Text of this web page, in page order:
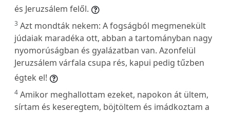
és Jeruzsálem felől.
3 Azt mondták nekem: A fogságból megmenekült
júdaiak maradéka ott, abban a tartományban nagy
nyomorúságban és gyalázatban van. Azonfelül
Jeruzsálem várfala csupa rés, kapui pedig tűzben
égtek el!
4 Amikor meghallottam ezeket, napokon át ültem,
sírtam és keseregtem, böjtöltem és imádkoztam a